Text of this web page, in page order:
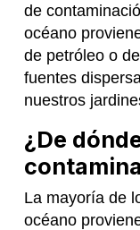
de
océano
de petróleo o
fuentes
nuestros
¿De
La mayoría de
océano